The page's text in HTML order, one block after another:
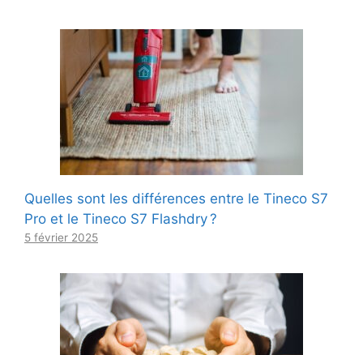
Quelles sont les différences entre le Tineco S7
Pro et le Tineco S7 Flashdry ?
5 février 2025